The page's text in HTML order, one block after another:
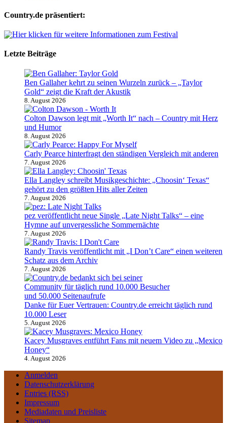
Country.de präsentiert:
Letzte Beiträge
Ben Gallaher kehrt zu seinen Wurzeln zurück – „Taylor
Gold“ zeigt die Kraft der Akustik
8. August 2026
Colton Dawson legt mit „Worth It“ nach – Country mit Herz
und Humor
8. August 2026
Carly Pearce hinterfragt den ständigen Vergleich mit anderen
7. August 2026
Ella Langley schreibt Musikgeschichte: „Choosin‘ Texas“
gehört zu den größten Hits aller Zeiten
7. August 2026
pez veröffentlicht neue Single „Late Night Talks“ – eine
Hymne auf unvergessliche Sommernächte
7. August 2026
Randy Travis veröffentlicht mit „I Don’t Care“ einen weiteren
Schatz aus dem Archiv
7. August 2026
Danke für Euer Vertrauen: Country.de erreicht täglich rund
10.000 Leser
5. August 2026
Kacey Musgraves entführt Fans mit neuem Video zu „Mexico
Honey“
4. August 2026
Anmelden
Datenschutzerklärung
Entries (RSS)
Impressum
Mediadaten und Preisliste
Sitemap